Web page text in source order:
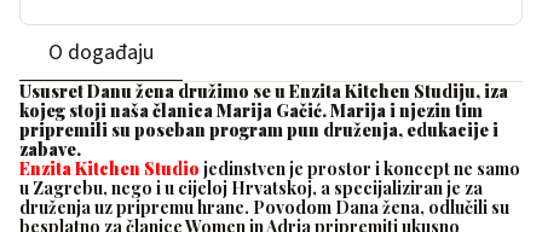
O događaju
Ususret Danu žena družimo se u Enzita Kitchen Studiju, iza
kojeg stoji naša članica Marija Gačić. Marija i njezin tim
pripremili su poseban program pun druženja, edukacije i
zabave.
Enzita Kitchen Studio jedinstven je prostor i koncept ne samo
u Zagrebu, nego i u cijeloj Hrvatskoj, a specijaliziran je za
druženja uz pripremu hrane. Povodom Dana žena, odlučili su
besplatno za članice Women in Adria pripremiti ukusno